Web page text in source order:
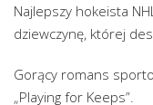
Najlepszy hokeista
dziewczynę, której
Gorący romans
„Playing for Keeps”.